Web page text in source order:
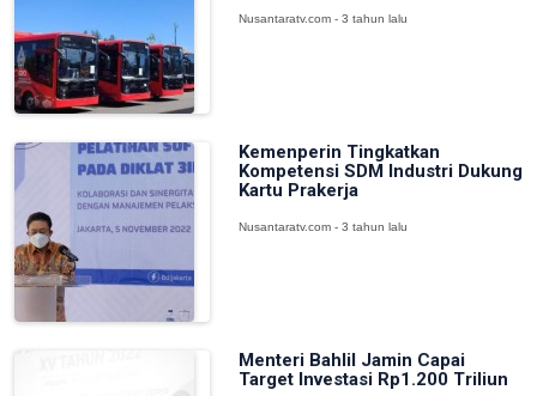
Nusantaratv.com - 3 tahun lalu
Kemenperin Tingkatkan
Kompetensi SDM Industri Dukung
Kartu Prakerja
Nusantaratv.com - 3 tahun lalu
Menteri Bahlil Jamin Capai
Target Investasi Rp1.200 Triliun